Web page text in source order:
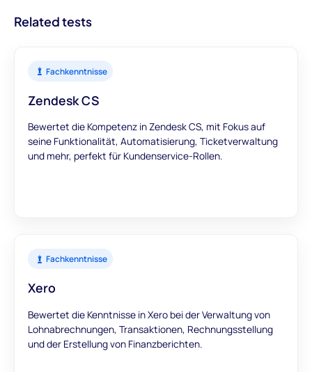
Einstellungsentscheidungen zu unterstützen.
Related tests
Fachkenntnisse
Zendesk CS
Bewertet die Kompetenz in Zendesk CS, mit Fokus auf
seine Funktionalität, Automatisierung, Ticketverwaltung
und mehr, perfekt für Kundenservice-Rollen.
Fachkenntnisse
Xero
Bewertet die Kenntnisse in Xero bei der Verwaltung von
Lohnabrechnungen, Transaktionen, Rechnungsstellung
und der Erstellung von Finanzberichten.